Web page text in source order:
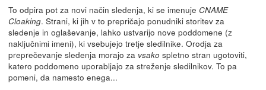
To odpira pot za novi način sledenja, ki se imenuje CNAME
Cloaking. Strani, ki jih v to prepričajo ponudniki storitev za
sledenje in oglaševanje, lahko ustvarijo nove poddomene (z
naključnimi imeni), ki vsebujejo tretje sledilnike. Orodja za
preprečevanje sledenja morajo za vsako spletno stran ugotoviti,
katero poddomeno uporabljajo za streženje sledilnikov. To pa
pomeni, da namesto enega...